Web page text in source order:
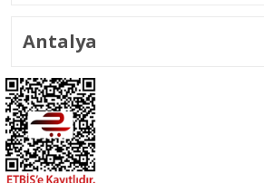
Antalya